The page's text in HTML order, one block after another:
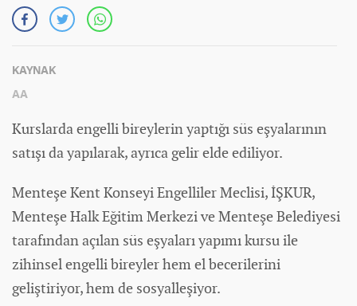
KAYNAK
AA
Kurslarda engelli bireylerin yaptığı süs eşyalarının
satışı da yapılarak, ayrıca gelir elde ediliyor.
Menteşe Kent Konseyi Engelliler Meclisi, İŞKUR,
Menteşe Halk Eğitim Merkezi ve Menteşe Belediyesi
tarafından açılan süs eşyaları yapımı kursu ile
zihinsel engelli bireyler hem el becerilerini
geliştiriyor, hem de sosyalleşiyor.